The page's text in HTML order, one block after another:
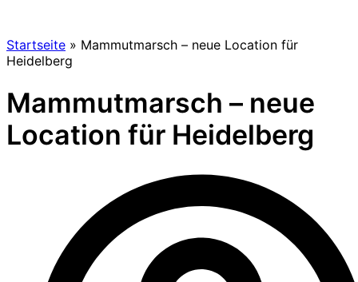
Startseite » Mammutmarsch – neue Location für
Heidelberg
Mammutmarsch – neue
Location für Heidelberg